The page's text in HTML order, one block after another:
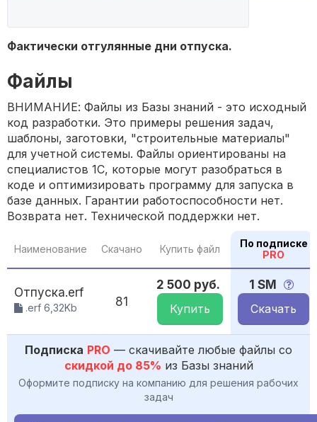
Фактически отгулянные дни отпуска.
Файлы
ВНИМАНИЕ: Файлы из Базы знаний - это исходный
код разработки. Это примеры решения задач,
шаблоны, заготовки, "строительные материалы"
для учетной системы. Файлы ориентированы на
специалистов 1С, которые могут разобраться в
коде и оптимизировать программу для запуска в
базе данных. Гарантии работоспособности нет.
Возврата нет. Технической поддержки нет.
Наименование Скачано Купить файл
По подписке
PRO
Отпуска.erf
.erf 6,32Kb 81
2 500 руб.
Купить
1 SM
Скачать
Подписка PRO — скачивайте любые файлы со
скидкой до 85% из Базы знаний
Оформите подписку на компанию для решения рабочих
задач